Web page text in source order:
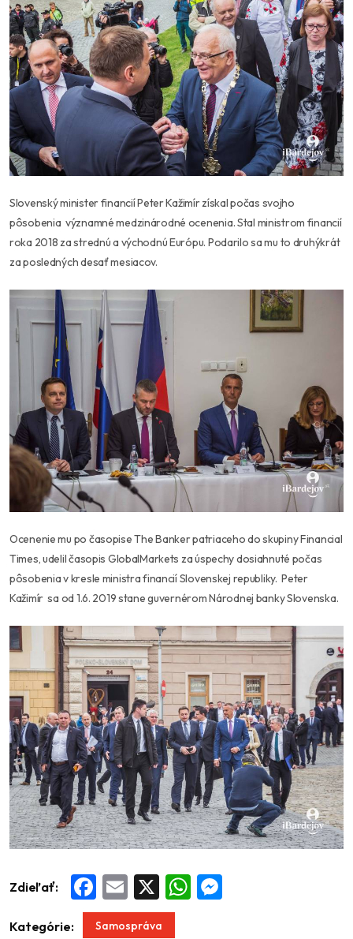
Slovenský minister financií Peter Kažimír získal počas svojho
pôsobenia významné medzinárodné ocenenia. Stal ministrom financií
roka 2018 za strednú a východnú Európu. Podarilo sa mu to druhýkrát
za posledných desať mesiacov.
Ocenenie mu po časopise The Banker patriaceho do skupiny Financial
Times, udelil časopis GlobalMarkets za úspechy dosiahnuté počas
pôsobenia v kresle ministra financií Slovenskej republiky. Peter
Kažimír sa od 1.6. 2019 stane guvernérom Národnej banky Slovenska.
Zdieľať: Facebook
Email WhatsApp
Kategórie: Samospráva